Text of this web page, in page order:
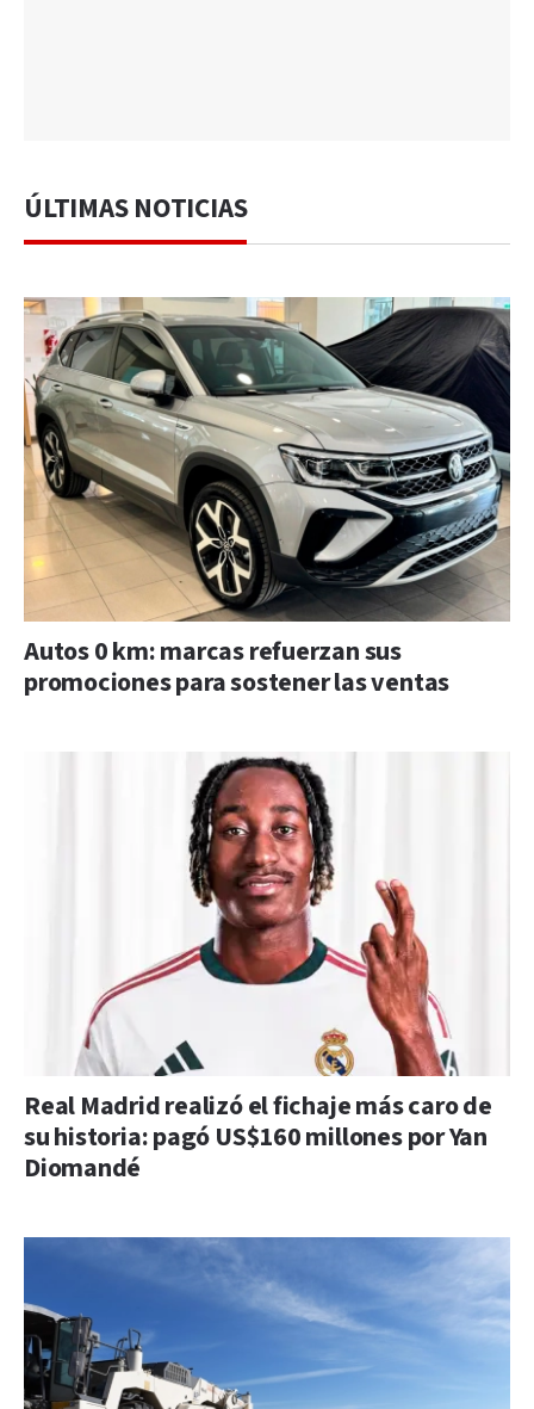
ÚLTIMAS NOTICIAS
Autos 0 km: marcas refuerzan sus
promociones para sostener las ventas
Real Madrid realizó el fichaje más caro de
su historia: pagó US$160 millones por Yan
Diomandé